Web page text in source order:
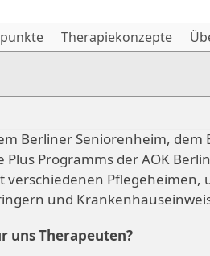
Therapiekonzepte
Berliner Seniorenheim,
Programms der AOK
verschiedenen
und
uns Therapeuten?